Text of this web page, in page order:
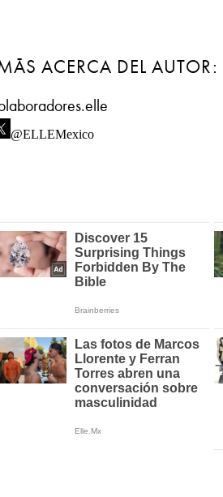
ACERCA DEL AUTOR:
@ELLEMexico